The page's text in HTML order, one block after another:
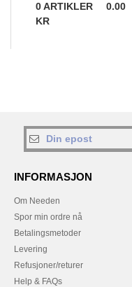
0ARTIKLER
0.00
KR
INFORMASJON
Om Needen
Spor min ordre nå
Betalingsmetoder
Levering
Refusjoner/returer
Help & FAQs